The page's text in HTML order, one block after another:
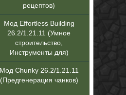
рецептов)
Мод Effortless Building
26.2/1.21.11 (Умное
строительство,
Инструменты для)
Мод Chunky 26.2/1.21.11
(Предгенерация чанков)